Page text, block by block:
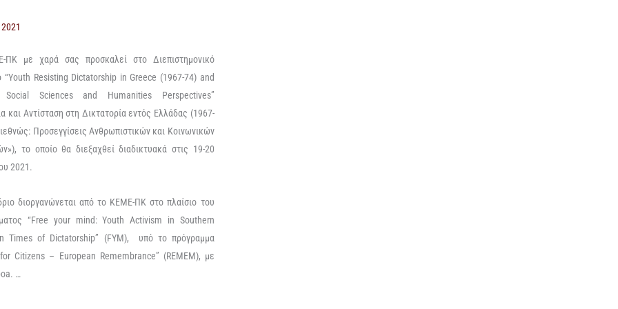
ΠΚ με χαρά σας προσκαλεί στο Διεπιστημονικό
“Youth Resisting Dictatorship in Greece (1967-74) and
Social Sciences and Humanities Perspectives”
και Αντίσταση στη Δικτατορία εντός Ελλάδας (1967-
Προσεγγίσεις Ανθρωπιστικών και Κοινωνικών
το οποίο θα διεξαχθεί διαδικτυακά στις 19-20
2021.
διοργανώνεται από το ΚΕΜΕ-ΠΚ στο πλαίσιο του
“Free your mind: Youth Activism in Southern
Times of Dictatorship” (FYM), υπό το πρόγραμμα
Citizens – European Remembrance” (REMEM), με
…